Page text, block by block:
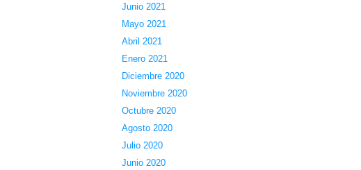
Junio 2021
Mayo 2021
Abril 2021
Enero 2021
Diciembre 2020
Noviembre 2020
Octubre 2020
Agosto 2020
Julio 2020
Junio 2020